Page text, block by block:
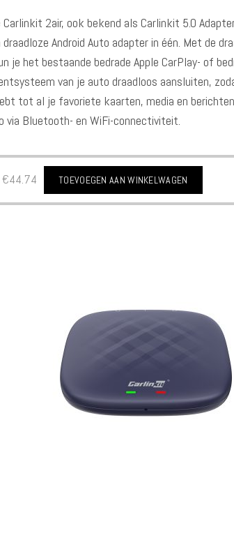
Carlinkit 2air, ook bekend als Carlinkit 5.0
draadloze Android Auto adapter in één. Met de
je het bestaande bedrade Apple CarPlay- of
van je auto draadloos aansluiten,
tot al je favoriete kaarten, media en
via Bluetooth- en WiFi-connectiviteit.
€44.74 TOEVOEGEN AAN WINKELWAGEN